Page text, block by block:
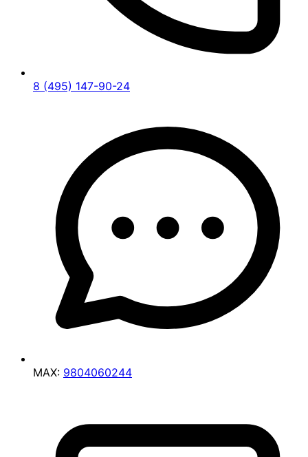
8 (495) 147-90-24
MAX: 9804060244